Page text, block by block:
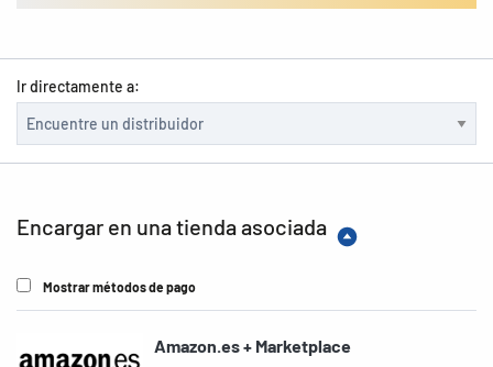
Ir directamente a:
Encargar en una tienda asociada
Mostrar métodos de pago
Amazon.es + Marketplace